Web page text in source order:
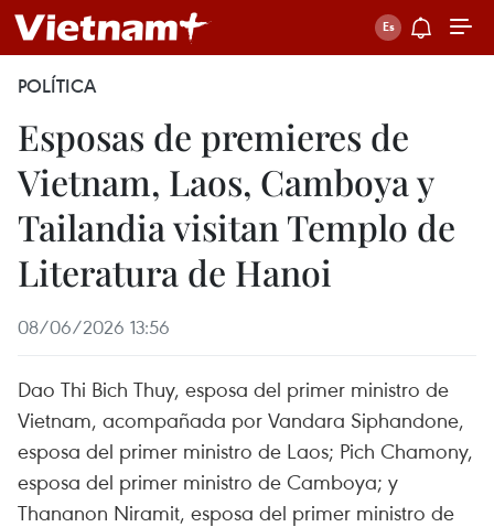
POLÍTICA
Esposas de premieres de
Vietnam, Laos, Camboya y
Tailandia visitan Templo de
Literatura de Hanoi
08/06/2026 13:56
Dao Thi Bich Thuy, esposa del primer ministro de
Vietnam, acompañada por Vandara Siphandone,
esposa del primer ministro de Laos; Pich Chamony,
esposa del primer ministro de Camboya; y
Thananon Niramit, esposa del primer ministro de